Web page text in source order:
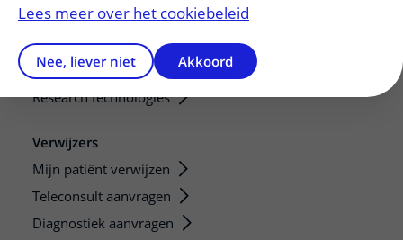
Strategic programs
Research groups
Researchers
Research technologies
Verwijzers
Mijn patiënt verwijzen
Teleconsult aanvragen
Diagnostiek aanvragen
Lees meer over het cookiebeleid
Nee, liever niet Akkoord